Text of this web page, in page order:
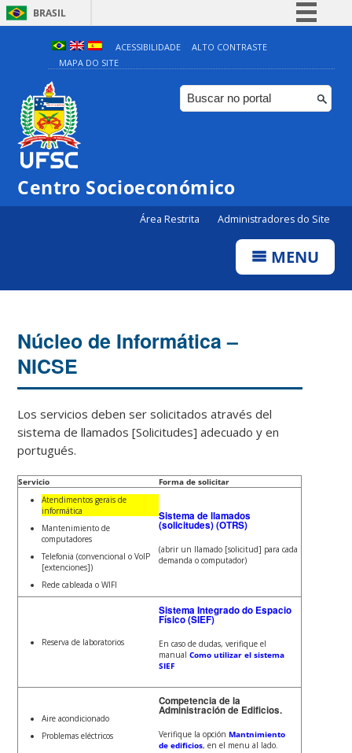
BRASIL
Simplifique!
Comunica BR
Participe
ACESSIBILIDADE
ALTO CONTRASTE
MAPA DO SITE
Centro Socioeconómico
Área Restrita Administradores do Site
MENU
Núcleo de Informática –
NICSE
Los servicios deben ser solicitados através del
sistema de llamados [Solicitudes] adecuado y en
portugués.
Servicio
Forma de solicitar
Atendimentos gerais de
informática
Mantenimiento de
computadores
Telefonia (convencional o VoIP
[extenciones])
Rede cableada o WIFI
Sistema de llamados
(solicitudes) (OTRS)
(abrir un llamado [solicitud] para cada
demanda o computador)
Reserva de laboratorios
Sistema Integrado do Espacio
Físico (SIEF)
En caso de dudas, verifique el
manualComo utilizar el sistema
SIEF
Aire acondicionado
Problemas eléctricos
Competencia de la
Administración de Edificios.
Verifique la opciónMantnimiento
de edificios, en el menu al lado.